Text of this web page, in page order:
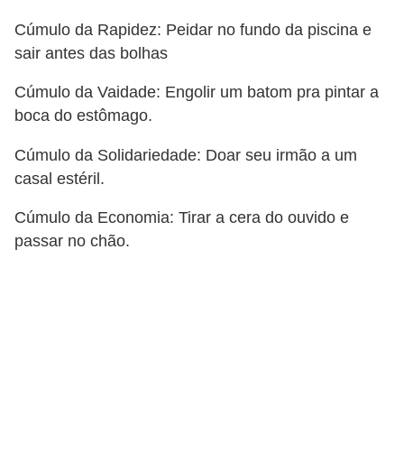
Cúmulo da Rapidez: Peidar no fundo da piscina e
sair antes das bolhas
Cúmulo da Vaidade: Engolir um batom pra pintar a
boca do estômago.
Cúmulo da Solidariedade: Doar seu irmão a um
casal estéril.
Cúmulo da Economia: Tirar a cera do ouvido e
passar no chão.
P
a
d
a
s
P
r